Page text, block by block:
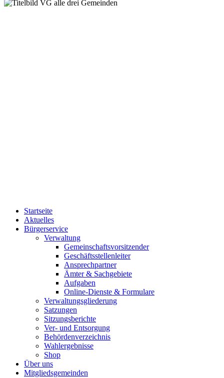
Startseite
Aktuelles
Bürgerservice
Verwaltung
Gemeinschaftsvorsitzender
Geschäftsstellenleiter
Ansprechpartner
Ämter & Sachgebiete
Aufgaben
Online-Dienste & Formulare
Verwaltungsgliederung
Satzungen
Sitzungsberichte
Ver- und Entsorgung
Behördenverzeichnis
Wahlergebnisse
Shop
Über uns
Mitgliedsgemeinden